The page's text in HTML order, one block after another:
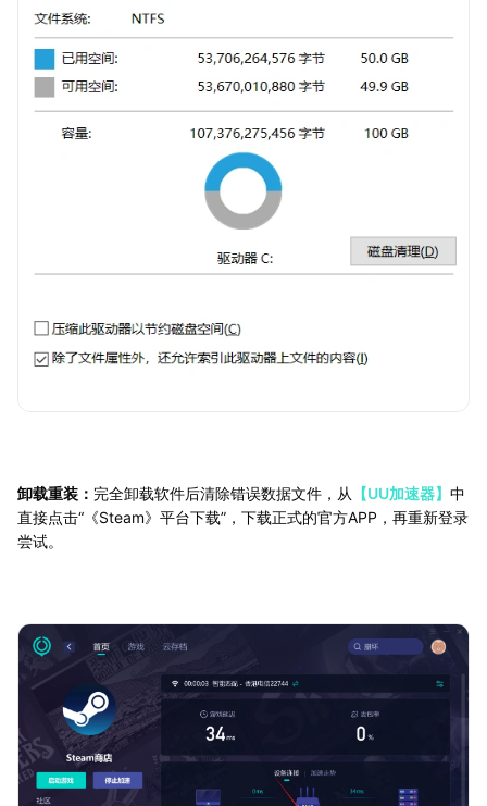
卸载重装： 完全卸载软件后清除错误数据文件，从 【UU加速器】 中
直接点击“《Steam》平台下载”，下载正式的官方APP，再重新登录
尝试。